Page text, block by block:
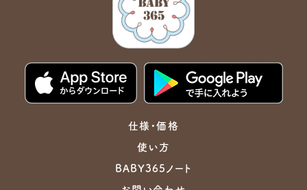
仕様・価格
使い方
BABY365ノート